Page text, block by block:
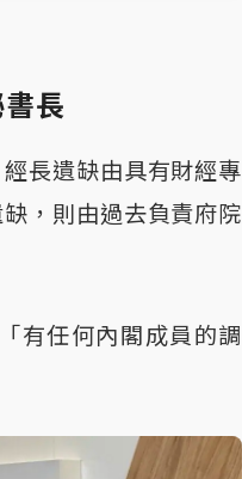
長
長遺缺由具有財經專
，則由過去負責府院
有任何內閣成員的調